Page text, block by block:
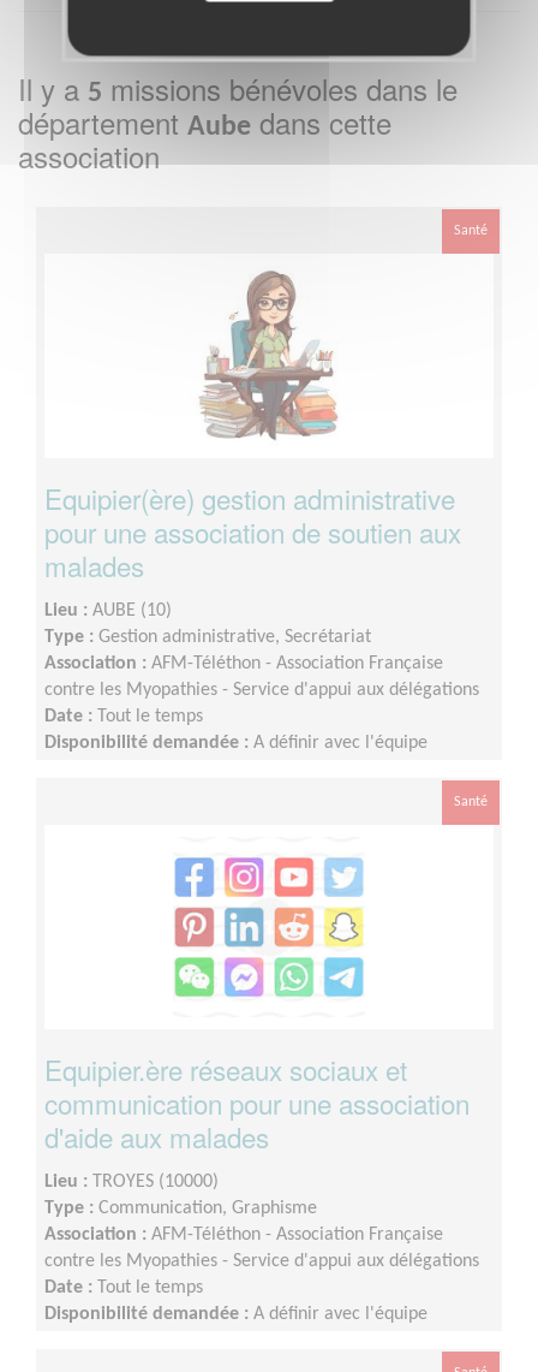
Il y a 5 missions bénévoles dans le
département Aube dans cette
association
Santé
Equipier(ère) gestion administrative
pour une association de soutien aux
malades
Lieu : AUBE (10)
Type : Gestion administrative, Secrétariat
Association : AFM-Téléthon - Association Française
contre les Myopathies - Service d'appui aux délégations
Date :
Tout le temps
Disponibilité demandée : A définir avec l'équipe
Santé
Equipier.ère réseaux sociaux et
communication pour une association
d'aide aux malades
Lieu :
TROYES (10000)
Type : Communication, Graphisme
Association : AFM-Téléthon - Association Française
contre les Myopathies - Service d'appui aux délégations
Date :
Tout le temps
Disponibilité demandée : A définir avec l'équipe